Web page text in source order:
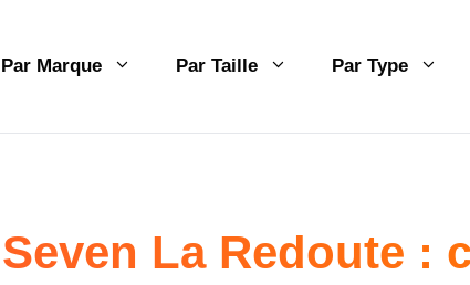
Par Marque Par Taille Par Type
La Redoute :